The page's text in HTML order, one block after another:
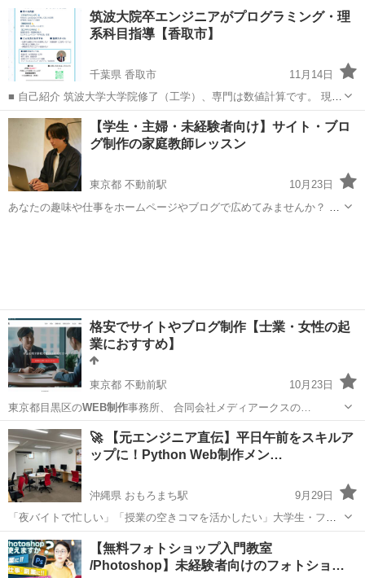
ています。 ビジネスプランコンテストでの受賞歴もあり、実践的なス
キルを指導できます...
千葉 成田市 家庭教師
筑波大院卒エンジニアがプログラミング・理
系科目指導【香取市】
千葉県 香取市
11月14日
■ 自己紹介 筑波大学大学院修了（工学）、専門は数値計算です。 現在
は生成AIスクールのメンター、フリーランスエンジニアとして活動し
ています。 ビジネスプランコンテストでの受賞歴もあり、実践的なス
キルを指導できます...
千葉 香取市 家庭教師 理系
【学生・主婦・未経験者向け】サイト・ブロ
グ制作の家庭教師レッスン
東京都 不動前駅
10月23日
あなたの趣味や仕事をホームページやブログで広めてみませんか？ ワ
格安でサイトやブログ制作【士業・女性の起
業におすすめ】
東京都 不動前駅
10月23日
東京都目黒区のWEB制作事務所、 合同会社メディアークスの…
東京 品川区 不動前駅 ホームページ作成 事務所
🚀 【元エンジニア直伝】平日午前をスキルア
ップに！Python Web制作メン…
沖縄県 おもろまち駅
9月29日
「夜バイトで忙しい」「授業の空きコマを活かしたい」大学生・フリ
ーター限定！ あなたを指導するのは、こども向けプログラミングスク
ール「KidZ8（キッズエイト）」の代表であり、元・航空会社エンジニ
ア。 月額5,00...
沖縄 那覇市 おもろまち駅 プログラミング
【無料フォトショップ入門教室
/Photoshop】未経験者向けのフォトショ